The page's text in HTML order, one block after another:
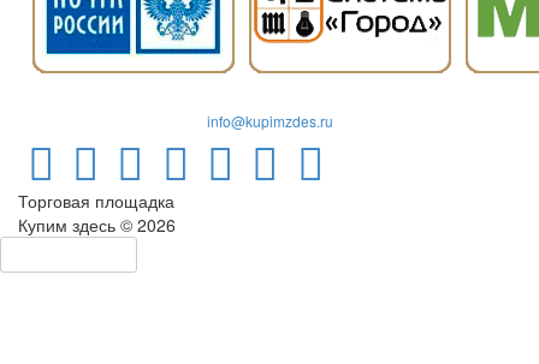
info@kupimzdes.ru
Торговая площадка
Купим здесь © 2026